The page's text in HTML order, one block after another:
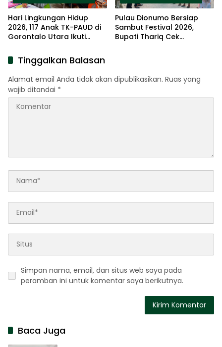
Hari Lingkungan Hidup
2026, 117 Anak TK-PAUD di
Gorontalo Utara Ikuti
Pulau Dionumo Bersiap
Sambut Festival 2026,
Bupati Thariq Cek
Tinggalkan Balasan
Alamat email Anda tidak akan dipublikasikan. Ruas yang
wajib ditandai *
Simpan nama, email, dan situs web saya pada
peramban ini untuk komentar saya berikutnya.
Baca Juga